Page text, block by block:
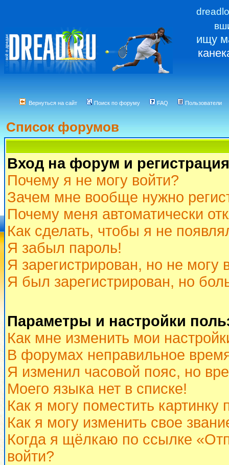
ищу
Вернуться на сайт Поиск по форуму FAQ Пользователи
Список форумов
Вход на форум и регистрация
Почему я не могу войти?
Зачем мне вообще нужно
Почему меня автоматически
Как сделать, чтобы я не
Я забыл пароль!
Я зарегистрирован, но не могу
Я был зарегистрирован, но
Параметры и настройки
Как мне изменить мои
В форумах неправильное
Я изменил часовой пояс, но
Моего языка нет в списке!
Как я могу поместить
Как я могу изменить свое
Когда я щёлкаю по ссылке
войти?